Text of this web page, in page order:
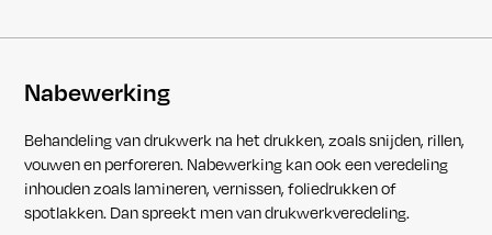
Nabewerking
Behandeling van drukwerk na het drukken, zoals snijden, rillen,
vouwen en perforeren. Nabewerking kan ook een veredeling
inhouden zoals lamineren, vernissen, foliedrukken of
spotlakken. Dan spreekt men van drukwerkveredeling.